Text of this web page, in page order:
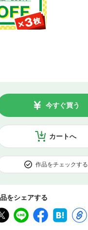
カートへ
今すぐ買う
作品をチェックする
をシェアする